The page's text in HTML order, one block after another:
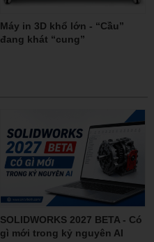
Máy in 3D khổ lớn - “Cầu”
đang khát “cung”
SOLIDWORKS 2027 BETA - Có
gì mới trong kỷ nguyên AI